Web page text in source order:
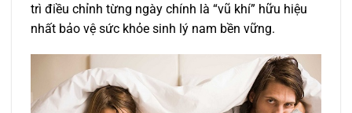
trì điều chỉnh từng ngày chính là “vũ khí” hữu hiệu
nhất bảo vệ sức khỏe sinh lý nam bền vững.